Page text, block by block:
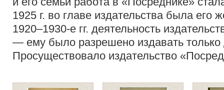
1925 г. во главе издательства была его
1920–1930-е гг. деятельность
— ему было разрешено издавать только
Просуществовало издательство